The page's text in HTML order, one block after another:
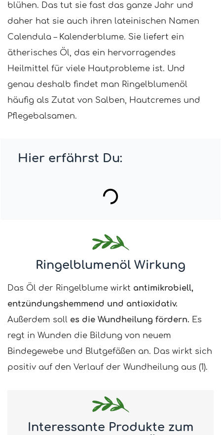
blühen. Das tut sie fast das ganze Jahr und
daher hat sie auch ihren lateinischen Namen
Calendula – Kalenderblume. Sie liefert ein
ätherisches Öl, das ein hervorragendes
Heilmittel für viele Hautprobleme ist. Und
genau deshalb findet man Ringelblumenöl
häufig als Zutat von Salben, Hautcremes und
Pflegebalsamen.
Hier erfährst Du:
Ringelblumenöl Wirkung
Das Öl der Ringelblume wirkt antimikrobiell,
entzündungshemmend und antioxidativ.
Außerdem soll es die Wundheilung fördern. Es
regt in Wunden die Bildung von neuem
Bindegewebe und Blutgefäßen an. Das wirkt sich
positiv auf den Verlauf der Wundheilung aus (1).
Interessante Produkte zum